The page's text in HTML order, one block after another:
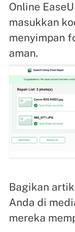
Online
masukkan
menyimpan
aman.
Bagikan
Anda di
mereka